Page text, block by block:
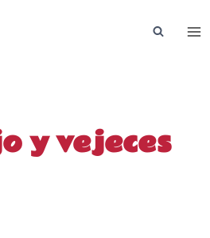
y vejeces